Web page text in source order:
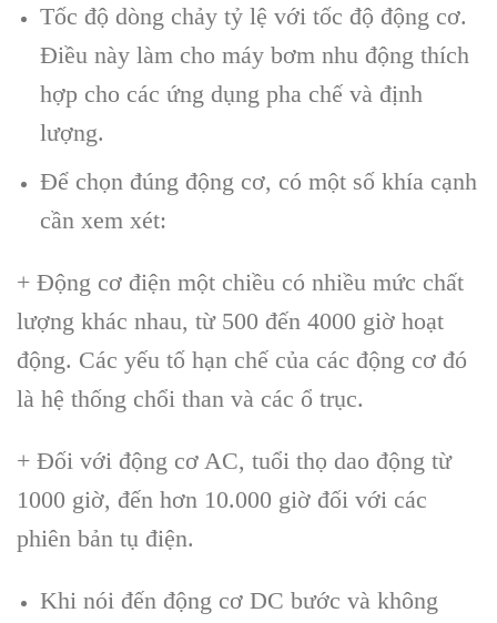
Tốc độ dòng chảy tỷ lệ với tốc độ động cơ.
Điều này làm cho máy bơm nhu động thích
hợp cho các ứng dụng pha chế và định
lượng.
Để chọn đúng động cơ, có một số khía cạnh
cần xem xét:
+ Động cơ điện một chiều có nhiều mức chất
lượng khác nhau, từ 500 đến 4000 giờ hoạt
động. Các yếu tố hạn chế của các động cơ đó
là hệ thống chổi than và các ổ trục.
+ Đối với động cơ AC, tuổi thọ dao động từ
1000 giờ, đến hơn 10.000 giờ đối với các
phiên bản tụ điện.
Khi nói đến động cơ DC bước và không